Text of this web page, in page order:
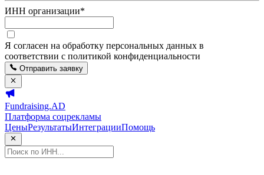
ИНН организации*
Я согласен на обработку персональных данных в
соответствии с политикой конфиденциальности
Отправить заявку
Fundraising.AD
Платформа соцрекламы
ЦеныРезультатыИнтеграцииПомощь